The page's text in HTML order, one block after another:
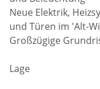
Neue Elektrik,
und Türen im 'Alt-
Großzügige
Lage